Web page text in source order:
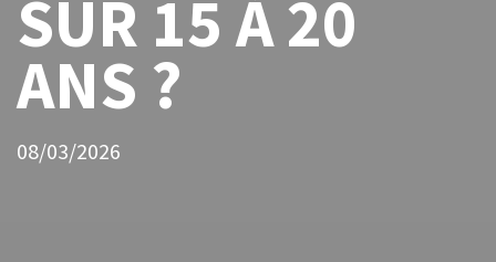
SUR 15 À 20
ANS ?
08/03/2026